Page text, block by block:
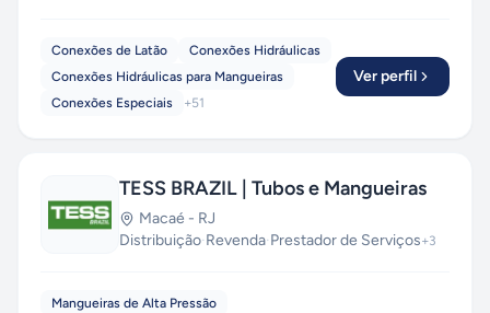
Conexões de Latão
Conexões Hidráulicas
Conexões Hidráulicas para Mangueiras
Conexões Especiais
+51
Ver perfil
TESS BRAZIL | Tubos e Mangueiras
Macaé - RJ
Distribuição·Revenda·Prestador de Serviços+3
Mangueiras de Alta Pressão